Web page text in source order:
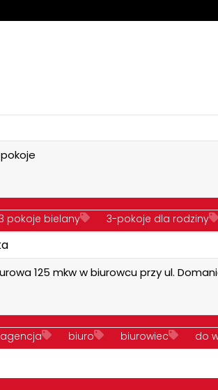
pokoje bielany 3-pokoje dla rodziny
125 mkw w biurowcu przy ul.
agencja biuro biurowiec do